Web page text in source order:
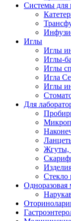
Системы для
Иглы
Иглы
Иглы-
Иглы
Игла
Иглы
Для
Жгуты,
Стекло
Одноразовая